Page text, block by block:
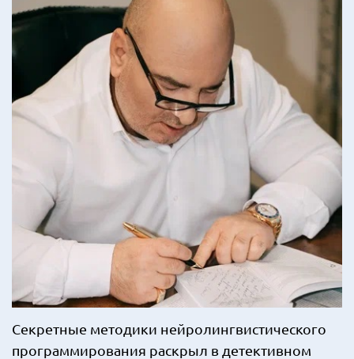
Секретные методики нейролингвистического
программирования раскрыл в детективном